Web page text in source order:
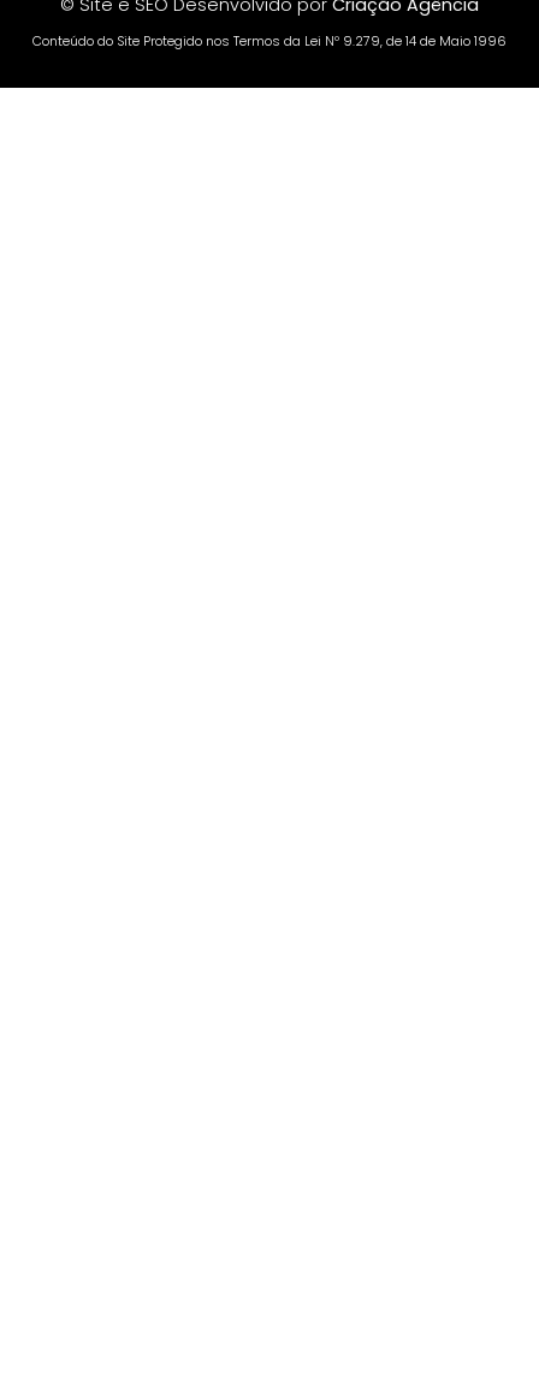
© Site e SEO Desenvolvido por Criação Agência
Conteúdo do Site Protegido nos Termos da Lei Nº 9.279, de 14 de Maio 1996